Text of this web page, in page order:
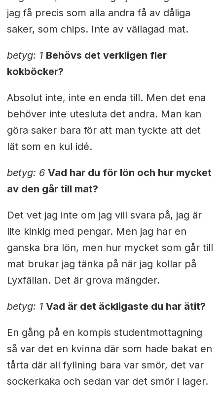
jag få precis som alla andra få av dåliga
saker, som chips. Inte av vällagad mat.
betyg: 1 Behövs det verkligen fler
kokböcker?
Absolut inte, inte en enda till. Men det ena
behöver inte utesluta det andra. Man kan
göra saker bara för att man tyckte att det
lät som en kul idé.
betyg: 6 Vad har du för lön och hur mycket
av den går till mat?
Det vet jag inte om jag vill svara på, jag är
lite kinkig med pengar. Men jag har en
ganska bra lön, men hur mycket som går till
mat brukar jag tänka på när jag kollar på
Lyxfällan. Det är grova mängder.
betyg: 1 Vad är det äckligaste du har ätit?
En gång på en kompis studentmottagning
så var det en kvinna där som hade bakat en
tårta där all fyllning bara var smör, det var
sockerkaka och sedan var det smör i lager.